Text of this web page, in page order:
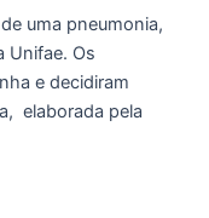
uma pneumonia,
Unifae. Os
e decidiram
elaborada pela